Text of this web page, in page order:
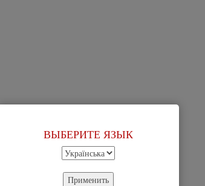
ВЫБЕРИТЕ ЯЗЫК
Применить